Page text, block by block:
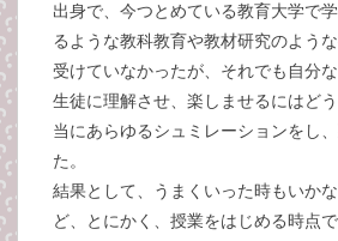
出身で、今つとめている教育大学で
るような教科教育や教材研究のよう
受けていなかったが、それでも自分
生徒に理解させ、楽しませるにはど
当にあらゆるシュミレーションをし
た。
結果として、うまくいった時もいか
ど、とにかく、授業をはじめる時点